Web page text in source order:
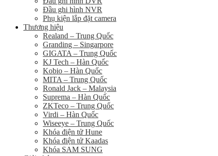
Đầu ghi hình NVR
Phụ kiện lắp đặt camera
Thương hiệu
Realand – Trung Quốc
Granding – Singarpore
GIGATA – Trung Quốc
KJ Tech – Hàn Quốc
Kobio – Hàn Quốc
MITA – Trung Quốc
Ronald Jack – Malaysia
Suprema – Hàn Quốc
ZKTeco – Trung Quốc
Virdi – Hàn Quốc
Wiseeye – Trung Quốc
Khóa điện tử Hune
Khóa điện tử Kaadas
Khóa SAM SUNG